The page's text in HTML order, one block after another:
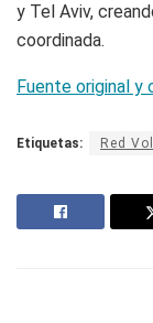
y Tel Aviv,
coordinada.
Fuente original y
Etiquetas: Red